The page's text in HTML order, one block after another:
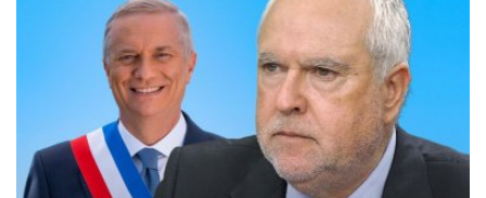
Deporte